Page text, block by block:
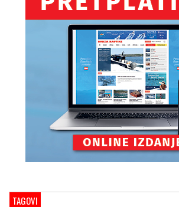
TAGOVI